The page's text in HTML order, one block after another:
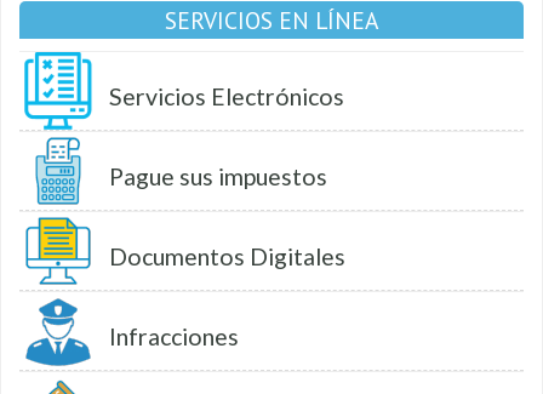
SERVICIOS EN LÍNEA
Servicios Electrónicos
Pague sus impuestos
Documentos Digitales
Infracciones